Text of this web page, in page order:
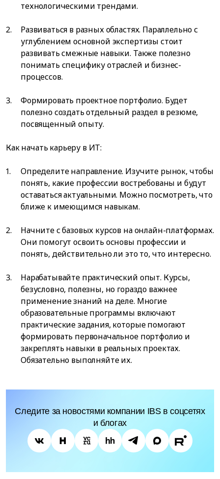
технологическими трендами.
Развиваться в разных областях. Параллельно с
углублением основной экспертизы стоит
развивать смежные навыки. Также полезно
понимать специфику отраслей и бизнес-
процессов.
Формировать проектное портфолио. Будет
полезно создать отдельный раздел в резюме,
посвященный опыту.
Как начать карьеру в ИТ:
Определите направление. Изучите рынок, чтобы
понять, какие профессии востребованы и будут
оставаться актуальными. Можно посмотреть, что
ближе к имеющимся навыкам.
Начните с базовых курсов на онлайн-платформах.
Они помогут освоить основы профессии и
понять, действительно ли это то, что интересно.
Нарабатывайте практический опыт. Курсы,
безусловно, полезны, но гораздо важнее
применение знаний на деле. Многие
образовательные программы включают
практические задания, которые помогают
формировать первоначальное портфолио и
закреплять навыки в реальных проектах.
Обязательно выполняйте их.
Следите за новостями компании IBS в соцсетях
и блогах